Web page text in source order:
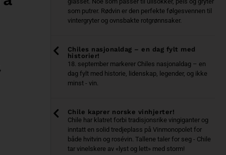
som putrer. Rødvin er den perfekte følgesvennen til
vintergryter og ovnsbakte rotgrønnsaker.
Chiles nasjonaldag – en dag fylt med
historier!
18. september markerer Chiles nasjonaldag – en
dag fylt med historie, lidenskap, legender, og ikke
minst - vin.
Chile kaprer norske vinhjerter!
Chile har klatret forbi tradisjonsrike vingiganter og
inntatt en solid tredjeplass på Vinmonopolet for
både hvitvin og rosévin. Tallene taler for seg - Chile
tar vinelskere av «lyst og lett» med storm!